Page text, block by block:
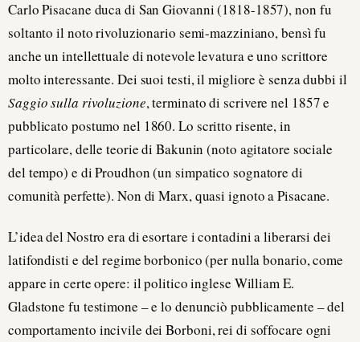
Carlo Pisacane duca di San Giovanni (1818-1857), non fu
soltanto il noto rivoluzionario semi-mazziniano, bensì fu
anche un intellettuale di notevole levatura e uno scrittore
molto interessante. Dei suoi testi, il migliore è senza dubbi il
Saggio sulla rivoluzione, terminato di scrivere nel 1857 e
pubblicato postumo nel 1860. Lo scritto risente, in
particolare, delle teorie di Bakunin (noto agitatore sociale
del tempo) e di Proudhon (un simpatico sognatore di
comunità perfette). Non di Marx, quasi ignoto a Pisacane.
L’idea del Nostro era di esortare i contadini a liberarsi dei
latifondisti e del regime borbonico (per nulla bonario, come
appare in certe opere: il politico inglese William E.
Gladstone fu testimone – e lo denunciò pubblicamente – del
comportamento incivile dei Borboni, rei di soffocare ogni